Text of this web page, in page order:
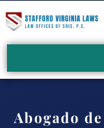
Abogado